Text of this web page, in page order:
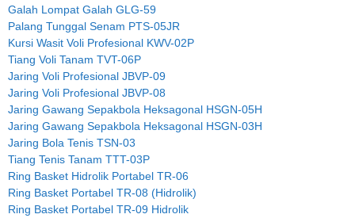
Galah Lompat Galah GLG-59
Palang Tunggal Senam PTS-05JR
Kursi Wasit Voli Profesional KWV-02P
Tiang Voli Tanam TVT-06P
Jaring Voli Profesional JBVP-09
Jaring Voli Profesional JBVP-08
Jaring Gawang Sepakbola Heksagonal HSGN-05H
Jaring Gawang Sepakbola Heksagonal HSGN-03H
Jaring Bola Tenis TSN-03
Tiang Tenis Tanam TTT-03P
Ring Basket Hidrolik Portabel TR-06
Ring Basket Portabel TR-08 (Hidrolik)
Ring Basket Portabel TR-09 Hidrolik